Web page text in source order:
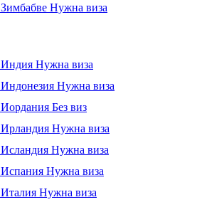
Зимбабве Нужна виза
Индия Нужна виза
Индонезия Нужна виза
Иордания Без виз
Ирландия Нужна виза
Исландия Нужна виза
Испания Нужна виза
Италия Нужна виза